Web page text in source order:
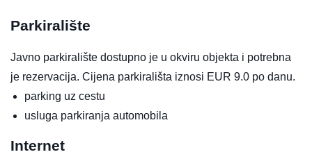
Parkiralište
Javno parkiralište dostupno je u okviru objekta i potrebna
je rezervacija. Cijena parkirališta iznosi EUR 9.0 po danu.
parking uz cestu
usluga parkiranja automobila
Internet